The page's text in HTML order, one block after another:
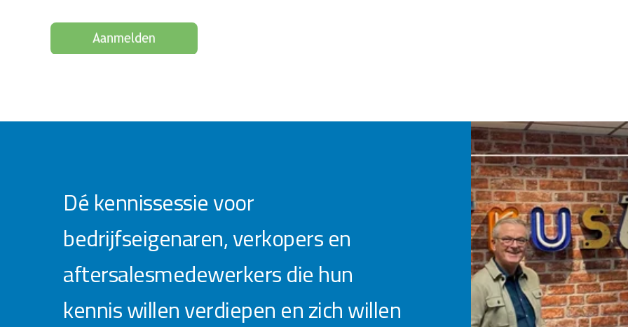
Dé kennissessie voor
bedrijfseigenaren, verkopers en
aftersalesmedewerkers die hun
kennis willen verdiepen en zich willen